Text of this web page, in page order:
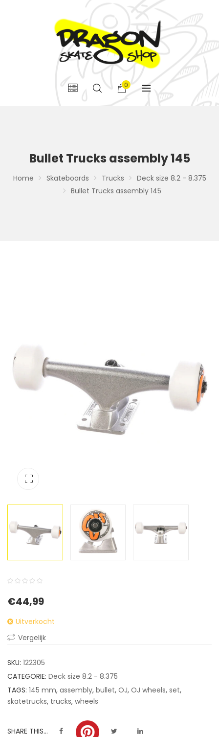
0
Bullet Trucks assembly 145
Home Skateboards Trucks
Deck size 8.2 - 8.375
Bullet Trucks assembly 145
out
on
ratings
€44,99
Uitverkocht
Vergelijk
SKU: 122305
CATEGORIE: Deck size 8.2 - 8.375
TAGS: 145 mm, assembly, bullet, OJ, OJ wheels, set,
skatetrucks, trucks, wheels
SHARE THIS...